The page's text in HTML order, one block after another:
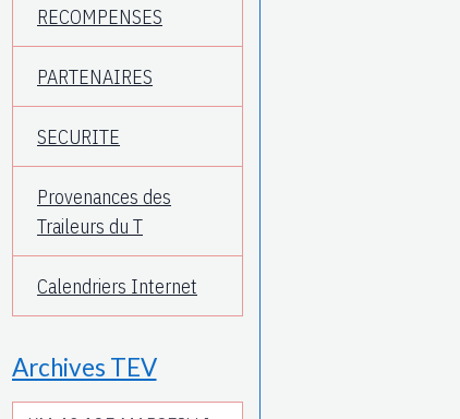
RECOMPENSES
PARTENAIRES
SECURITE
Provenances des
Traileurs du T
Calendriers Internet
Archives TEV